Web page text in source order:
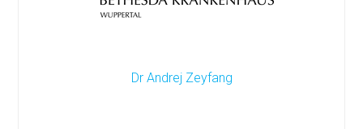
Dr Andrej Zeyfang